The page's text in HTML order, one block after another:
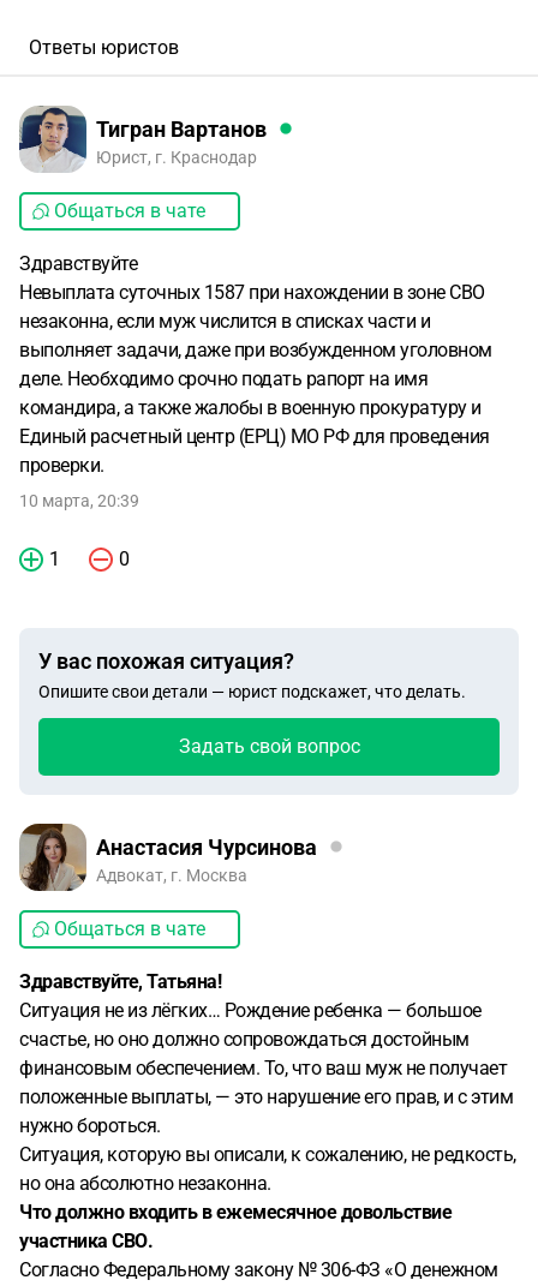
Ответы юристов
Тигран Вартанов
Юрист, г. Краснодар
Общаться в чате
Здравствуйте
Невыплата суточных 1587 при нахождении в зоне СВО
незаконна, если муж числится в списках части и
выполняет задачи, даже при возбужденном уголовном
деле. Необходимо срочно подать рапорт на имя
командира, а также жалобы в военную прокуратуру и
Единый расчетный центр (ЕРЦ) МО РФ для проведения
проверки.
10 марта, 20:39
1 0
У вас похожая ситуация?
Опишите свои детали — юрист подскажет, что делать.
Задать свой вопрос
Анастасия Чурсинова
Адвокат, г. Москва
Общаться в чате
Здравствуйте, Татьяна!
Ситуация не из лёгких… Рождение ребенка — большое
счастье, но оно должно сопровождаться достойным
финансовым обеспечением. То, что ваш муж не получает
положенные выплаты, — это нарушение его прав, и с этим
нужно бороться.
Ситуация, которую вы описали, к сожалению, не редкость,
но она абсолютно незаконна.
Что должно входить в ежемесячное довольствие
участника СВО.
Согласно Федеральному закону № 306-ФЗ «О денежном